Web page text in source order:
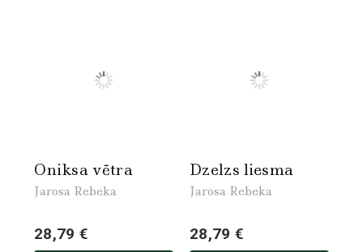
Oniksa vētra
Jarosa Rebeka
28,79 €
Dzelzs liesma
Jarosa Rebeka
28,79 €